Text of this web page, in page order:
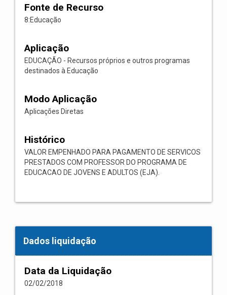
Fonte de Recurso
8:Educação
Aplicação
EDUCAÇÃO - Recursos próprios e outros programas
destinados à Educação
Modo Aplicação
Aplicações Diretas
Histórico
VALOR EMPENHADO PARA PAGAMENTO DE SERVICOS
PRESTADOS COM PROFESSOR DO PROGRAMA DE
EDUCACAO DE JOVENS E ADULTOS (EJA).
Dados liquidação
Data da Liquidação
02/02/2018